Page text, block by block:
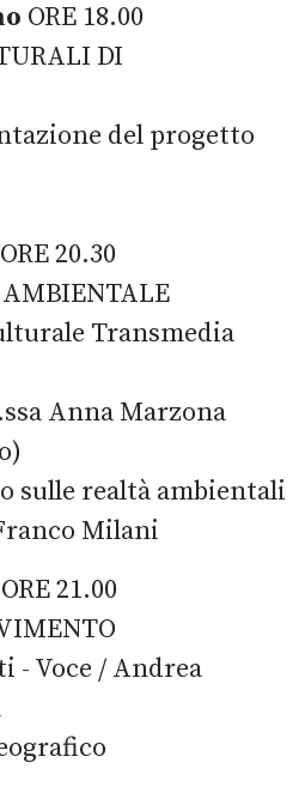
ORE 18.00
DI
del progetto
ORE 20.30
Transmedia
Anna Marzona
sulle realtà ambientali
Milani
ORE 21.00
- Voce / Andrea